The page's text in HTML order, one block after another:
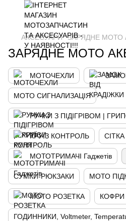
АКСЕСУАРИ ЗАРЯДНЕ МОТО
ЗАРЯДНЕ МОТО
МОТОЧЕХЛИ
МОТО СИГНАЛИЗАЦІЯ
РУЧКИ З ПІДІГРІВОМ |
КРУЇЗ КОНТРОЛЬ
МОТОТРИМАЧІ Гаджетів
СУМКИ-РЮКЗАКИ МОТО
МОТО РОЗЕТКА КОФРИ
ГОДИННИКИ, Voltmeter,